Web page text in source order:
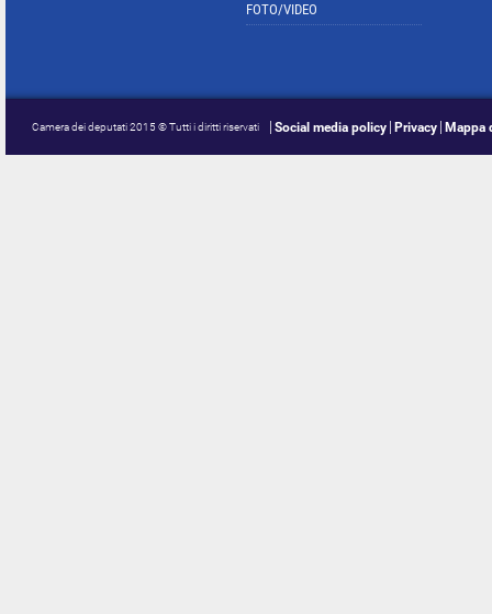
FOTO/VIDEO
Camera dei deputati 2015 © Tutti i diritti riservati Social media policy Privacy Mappa